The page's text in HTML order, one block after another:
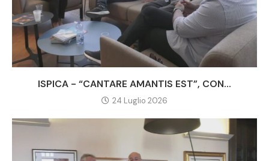
ISPICA - “CANTARE AMANTIS EST”, CON...
24 Luglio 2026